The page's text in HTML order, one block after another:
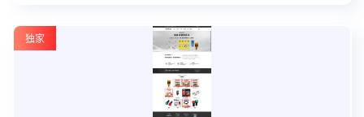
独家